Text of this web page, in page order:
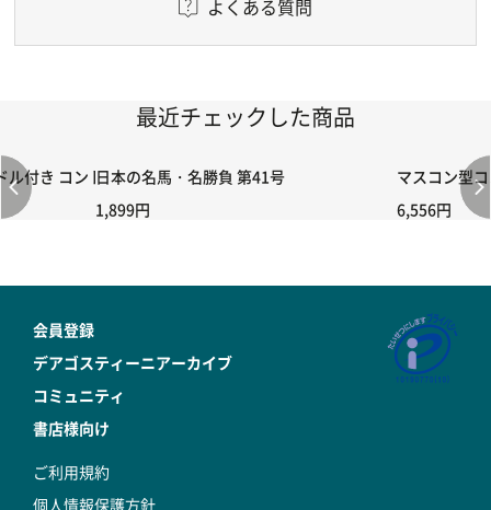
よくある質問
最近チェックした商品
付き コントローラー＆ポイント切り替えスイッチRC-02/C002 /
日本の名馬・名勝負 第41号
1,899円
マスコン型
6,556円
会員登録
デアゴスティーニアーカイブ
コミュニティ
書店様向け
ご利用規約
個人情報保護方針